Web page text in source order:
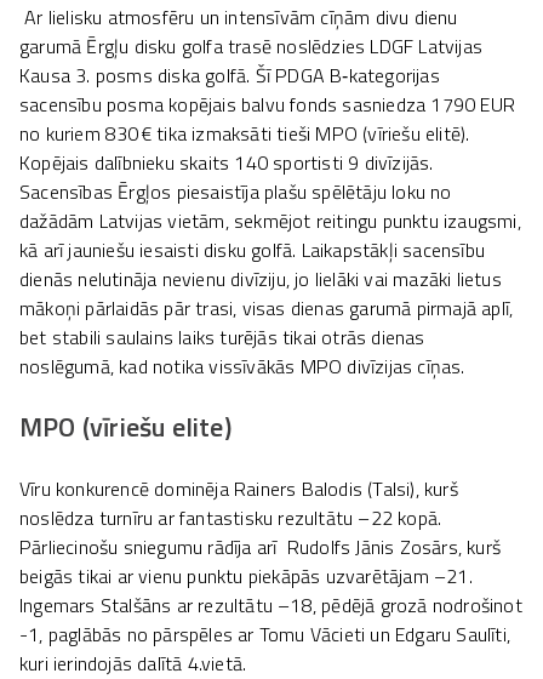
Ar lielisku atmosfēru un intensīvām cīņām divu dienu
garumā Ērgļu disku golfa trasē noslēdzies LDGF Latvijas
Kausa 3. posms diska golfā. Šī PDGA B‑kategorijas
sacensību posma kopējais balvu fonds sasniedza 1790 EUR
no kuriem 830 € tika izmaksāti tieši MPO (vīriešu elitē).
Kopējais dalībnieku skaits 140 sportisti 9 divīzijās.
Sacensības Ērgļos piesaistīja plašu spēlētāju loku no
dažādām Latvijas vietām, sekmējot reitingu punktu izaugsmi,
kā arī jauniešu iesaisti disku golfā. Laikapstākļi sacensību
dienās nelutināja nevienu divīziju, jo lielāki vai mazāki lietus
mākoņi pārlaidās pār trasi, visas dienas garumā pirmajā aplī,
bet stabili saulains laiks turējās tikai otrās dienas
noslēgumā, kad notika vissīvākās MPO divīzijas cīņas.
MPO (vīriešu elite)
Vīru konkurencē dominēja Rainers Balodis (Talsi), kurš
noslēdza turnīru ar fantastisku rezultātu –22 kopā.
Pārliecinošu sniegumu rādīja arī Rudolfs Jānis Zosārs, kurš
beigās tikai ar vienu punktu piekāpās uzvarētājam –21.
Ingemars Stalšāns ar rezultātu –18, pēdējā grozā nodrošinot
-1, paglābās no pārspēles ar Tomu Vācieti un Edgaru Saulīti,
kuri ierindojās dalītā 4.vietā.